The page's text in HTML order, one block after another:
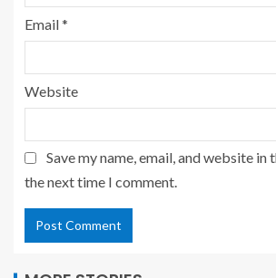
Email*
Website
Save my name, email, and website
the next time I comment.